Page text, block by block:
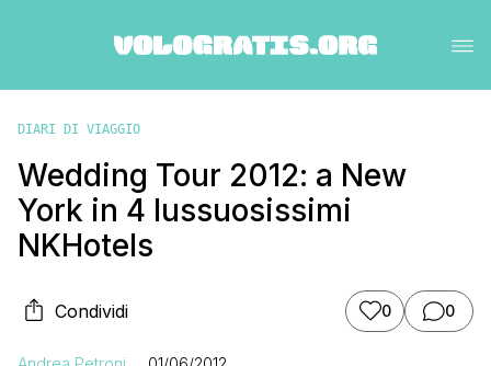
DIARI DI VIAGGIO
Wedding Tour 2012: a New
York in 4 lussuosissimi
NKHotels
Condividi 0 0